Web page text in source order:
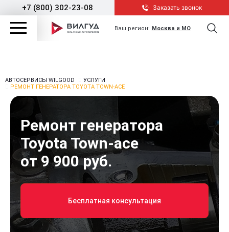
+7 (800) 302-23-08 Заказать звонок
Ваш регион: Москва и МО
АВТОСЕРВИСЫ WILGOOD
УСЛУГИ
РЕМОНТ ГЕНЕРАТОРА TOYOTA TOWN-ACE
Ремонт генератора
Toyota Town-ace
от 9 900 руб.
Бесплатная консультация